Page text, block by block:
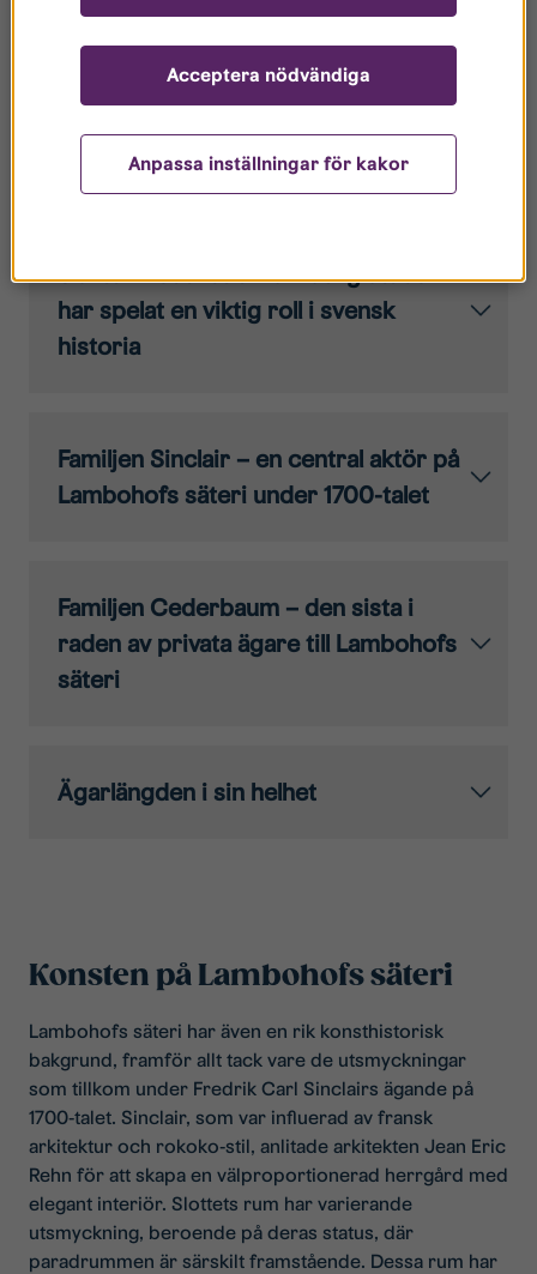
familjer genom åren. Nedan berättar vi kort om några
familjer som huserat på säteriet.
Släkten Rosenstierna – adlig ätt som
har spelat en viktig roll i svensk
historia
Familjen Sinclair – en central aktör på
Lambohofs säteri under 1700-talet
Familjen Cederbaum – den sista i
raden av privata ägare till Lambohofs
säteri
Ägarlängden i sin helhet
Konsten på Lambohofs säteri
Lambohofs säteri har även en rik konsthistorisk
bakgrund, framför allt tack vare de utsmyckningar
som tillkom under Fredrik Carl Sinclairs ägande på
1700-talet. Sinclair, som var influerad av fransk
arkitektur och rokoko-stil, anlitade arkitekten Jean Eric
Rehn för att skapa en välproportionerad herrgård med
elegant interiör. Slottets rum har varierande
utsmyckning, beroende på deras status, där
paradrummen är särskilt framstående. Dessa rum har
Anpassa inställningar för kakor
Acceptera nödvändiga